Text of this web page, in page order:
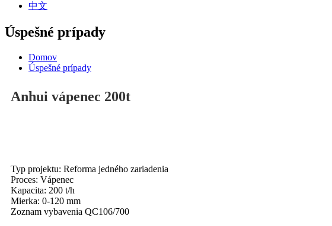
中文
Úspešné prípady
Domov
Úspešné prípady
Anhui vápenec 200t
Typ projektu: Reforma jedného zariadenia
Proces: Vápenec
Kapacita: 200 t/h
Mierka: 0-120 mm
Zoznam vybavenia QC106/700